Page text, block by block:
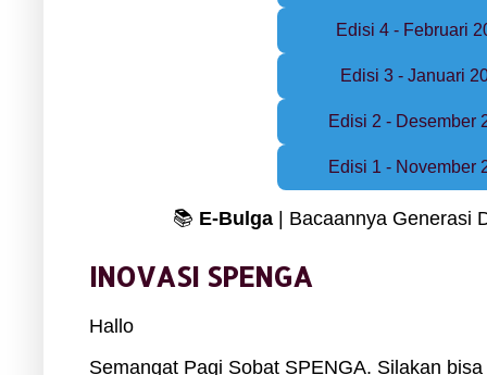
Edisi 4 - Februari
Edisi 3 - Januari
Edisi 2 - Desember
Edisi 1 - November
📚 E-Bulga | Bacaannya Generasi
INOVASI SPENGA
Hallo
Semangat Pagi Sobat SPENGA. Silakan